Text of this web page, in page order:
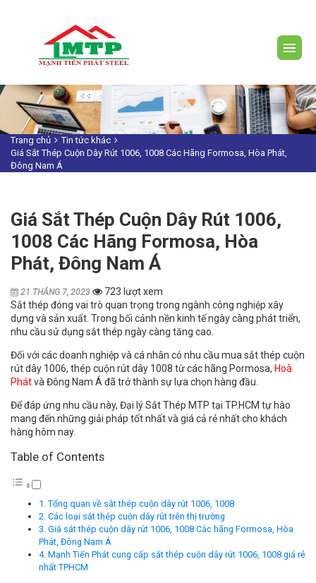
Trang chủ
Tin tức khác
Giá Sắt Thép Cuộn Dây Rút 1006, 1008 Các Hãng Formosa, Hòa Phát,
Đông Nam Á
Giá Sắt Thép Cuộn Dây Rút 1006,
1008 Các Hãng Formosa, Hòa
Phát, Đông Nam Á
21 THÁNG 7, 2023
723 lượt xem
Sắt thép đóng vai trò quan trọng trong ngành công nghiệp xây
dựng và sản xuất. Trong bối cảnh nền kinh tế ngày càng phát triển,
nhu cầu sử dụng sắt thép ngày càng tăng cao.
Đối với các doanh nghiệp và cá nhân có nhu cầu mua sắt thép cuộn
rút dây 1006, thép cuộn rút dây 1008 từ các hãng Pormosa, Hoà
Phátvà Đông Nam Á đã trở thành sự lựa chọn hàng đầu.
Để đáp ứng nhu cầu này, Đại lý Sắt Thép MTP tại TP.HCM tự hào
mang đến những giải pháp tốt nhất và giá cả rẻ nhất cho khách
hàng hôm nay.
Table of Contents
Tổng quan về sắt thép cuộn dây rút 1006, 1008
Các loại sắt thép cuộn dây rút trên thị trường
Giá sắt thép cuộn dây rút 1006, 1008 Các hãng Formosa, Hòa
Phát, Đông Nam Á
Mạnh Tiến Phát cung cấp sắt thép cuộn dây rút 1006, 1008 giá rẻ
nhất TPHCM